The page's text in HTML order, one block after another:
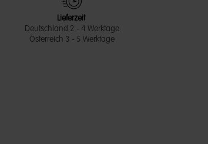
Lieferzeit
Deutschland 2 - 4 Werktage
Österreich 3 - 5 Werktage